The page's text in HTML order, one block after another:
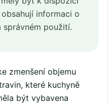
informaci o
správném použití.
zmenšení objemu
které kuchyně
být vybavena